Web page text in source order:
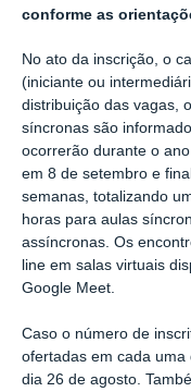
conforme as
No ato da inscrição, o
(iniciante ou
distribuição das vagas,
síncronas são
ocorrerão durante o
em 8 de setembro e
semanas, totalizando
horas para aulas
assíncronas. Os
line em salas virtuais
Google Meet.
Caso o número de
ofertadas em cada
dia 26 de agosto.